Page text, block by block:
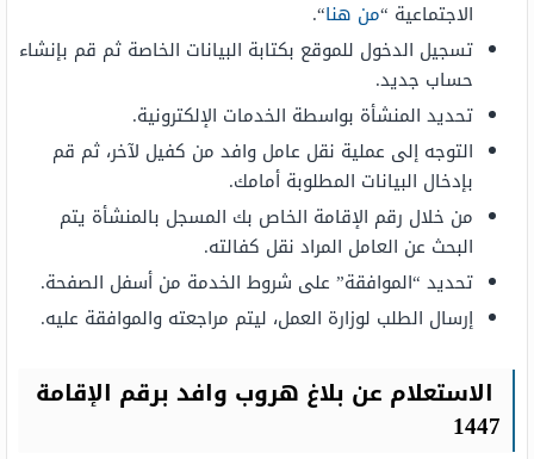
الاجتماعية “من هنا“.
تسجيل الدخول للموقع بكتابة البيانات الخاصة ثم قم بإنشاء
حساب جديد.
تحديد المنشأة بواسطة الخدمات الإلكترونية.
التوجه إلى عملية نقل عامل وافد من كفيل لآخر، ثم قم
بإدخال البيانات المطلوبة أمامك.
من خلال رقم الإقامة الخاص بك المسجل بالمنشأة يتم
البحث عن العامل المراد نقل كفالته.
تحديد “الموافقة” على شروط الخدمة من أسفل الصفحة.
إرسال الطلب لوزارة العمل، ليتم مراجعته والموافقة عليه.
الاستعلام عن بلاغ هروب وافد برقم الإقامة
1447